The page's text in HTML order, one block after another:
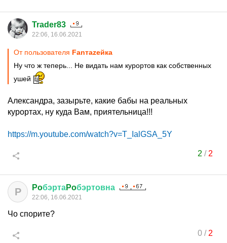
Trader83
22:06, 16.06.2021
От пользователя Fanтаzeйкa
Ну что ж теперь... Не видать нам курортов как собственных
ушей
Александра, зазырьте, какие бабы на реальных
курортах, ну куда Вам, приятельница!!!
https://m.youtube.com/watch?v=T_IalGSA_5Y
2 / 2
P PoбэртаPoбэртовна
22:06, 16.06.2021
Чо спорите?
0/ 2